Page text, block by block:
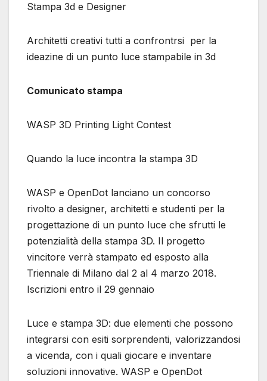
Stampa 3d e Designer
Architetti creativi tutti a confrontrsi per la
ideazine di un punto luce stampabile in 3d
Comunicato stampa
WASP 3D Printing Light Contest
Quando la luce incontra la stampa 3D
WASP e OpenDot lanciano un concorso
rivolto a designer, architetti e studenti per la
progettazione di un punto luce che sfrutti le
potenzialità della stampa 3D. Il progetto
vincitore verrà stampato ed esposto alla
Triennale di Milano dal 2 al 4 marzo 2018.
Iscrizioni entro il 29 gennaio
Luce e stampa 3D: due elementi che possono
integrarsi con esiti sorprendenti, valorizzandosi
a vicenda, con i quali giocare e inventare
soluzioni innovative. WASP e OpenDot